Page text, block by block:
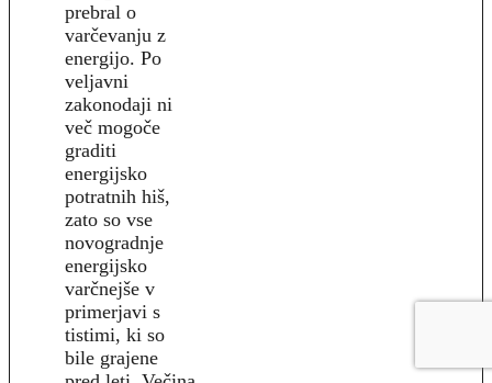
prebral o
varčevanju z
energijo. Po
veljavni
zakonodaji ni
več mogoče
graditi
energijsko
potratnih hiš,
zato so vse
novogradnje
energijsko
varčnejše v
primerjavi s
tistimi, ki so
bile grajene